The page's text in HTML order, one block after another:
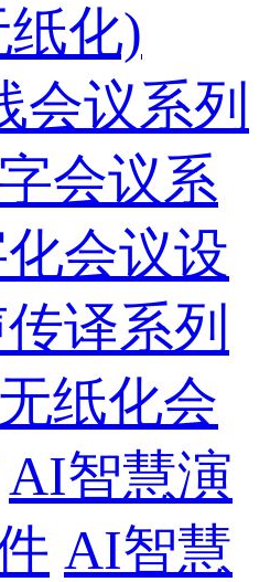
化)
会议系列
会议系
会议设
译系列
纸化会
AI智慧演
AI智慧